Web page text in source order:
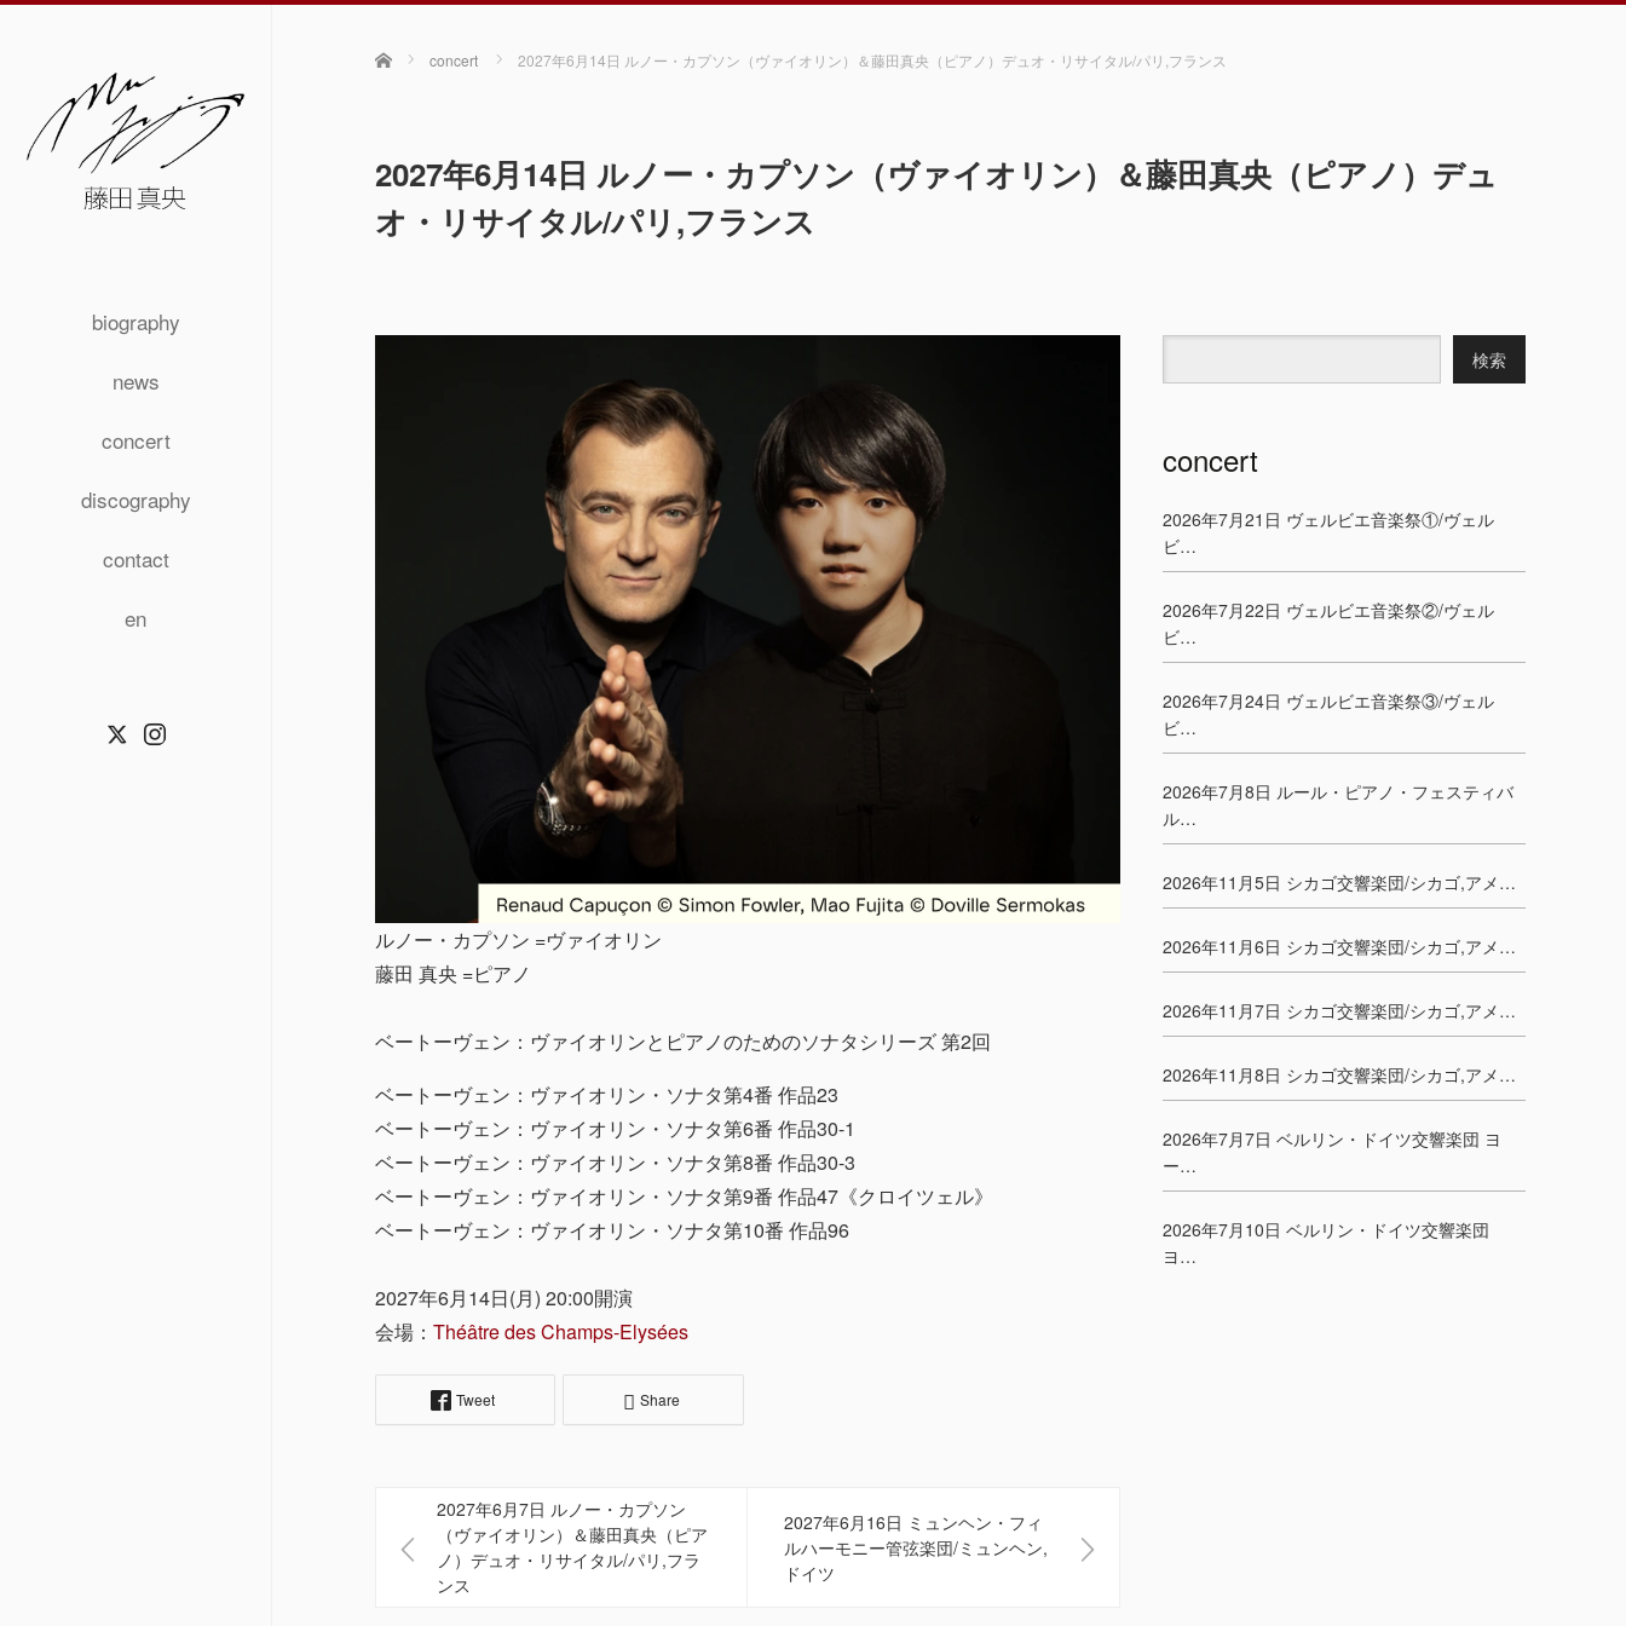
biography
news
concert
discography
contact
en
Twitter
ホーム concert 2027年6月14日 ルノー・カプソン（ヴァイオリン）＆藤田真央（ピアノ）デュオ・リサイタル/パリ,フランス
2027年6月14日 ルノー・カプソン（ヴァイオリン）＆藤田真央（ピアノ）デュ
オ・リサイタル/パリ,フランス
ルノー・カプソン =ヴァイオリン
藤田 真央 =ピアノ
ベートーヴェン：ヴァイオリンとピアノのためのソナタシリーズ 第2回
ベートーヴェン：ヴァイオリン・ソナタ第4番 作品23
ベートーヴェン：ヴァイオリン・ソナタ第6番 作品30-1
ベートーヴェン：ヴァイオリン・ソナタ第8番 作品30-3
ベートーヴェン：ヴァイオリン・ソナタ第9番 作品47《クロイツェル》
ベートーヴェン：ヴァイオリン・ソナタ第10番 作品96
2027年6月14日(月) 20:00開演
会場： Théâtre des Champs-Elysées
Tweet Share
2027年6月7日 ルノー・カプソン
（ヴァイオリン）＆藤田真央（ピア
ノ）デュオ・リサイタル/パリ,フラ
ンス
2027年6月16日 ミュンヘン・フィ
ルハーモニー管弦楽団/ミュンヘン,
ドイツ
concert
2026年7月21日 ヴェルビエ音楽祭①/ヴェル
ビ…
2026年7月22日 ヴェルビエ音楽祭②/ヴェル
ビ…
2026年7月24日 ヴェルビエ音楽祭③/ヴェル
ビ…
2026年7月8日 ルール・ピアノ・フェスティバ
ル…
2026年11月5日 シカゴ交響楽団/シカゴ,アメ…
2026年11月6日 シカゴ交響楽団/シカゴ,アメ…
2026年11月7日 シカゴ交響楽団/シカゴ,アメ…
2026年11月8日 シカゴ交響楽団/シカゴ,アメ…
2026年7月7日 ベルリン・ドイツ交響楽団 ヨ
ー…
2026年7月10日 ベルリン・ドイツ交響楽団
ヨ…